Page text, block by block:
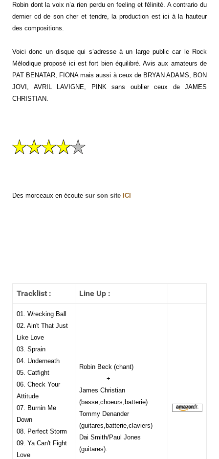
Robin dont la voix n’a rien perdu en feeling et félinité. A contrario du
dernier cd de son cher et tendre, la production est ici à la hauteur
des compositions.
Voici donc un disque qui s’adresse à un large public car le Rock
Mélodique proposé ici est fort bien équilibré. Avis aux amateurs de
PAT BENATAR, FIONA mais aussi à ceux de BRYAN ADAMS, BON
JOVI, AVRIL LAVIGNE, PINK sans oublier ceux de JAMES
CHRISTIAN.
Des morceaux en écoute sur son site ICI
Tracklist : Line Up :
01. Wrecking Ball
02. Ain't That Just
Like Love
03. Sprain
04. Underneath
05. Catfight
06. Check Your
Attitude
07. Burnin Me
Down
08. Perfect Storm
09. Ya Can't Fight
Love
Robin Beck (chant)
+
James Christian
(basse,choeurs,batterie)
Tommy Denander
(guitares,batterie,claviers)
Dai Smith/Paul Jones
(guitares).